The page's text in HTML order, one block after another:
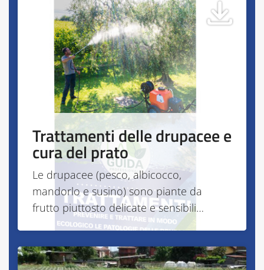
Trattamenti delle drupacee e
cura del prato
Le drupacee (pesco, albicocco,
mandorlo e susino) sono piante da
frutto piuttosto delicate e sensibili…